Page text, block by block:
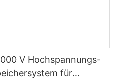
V Hochspannungs-
für